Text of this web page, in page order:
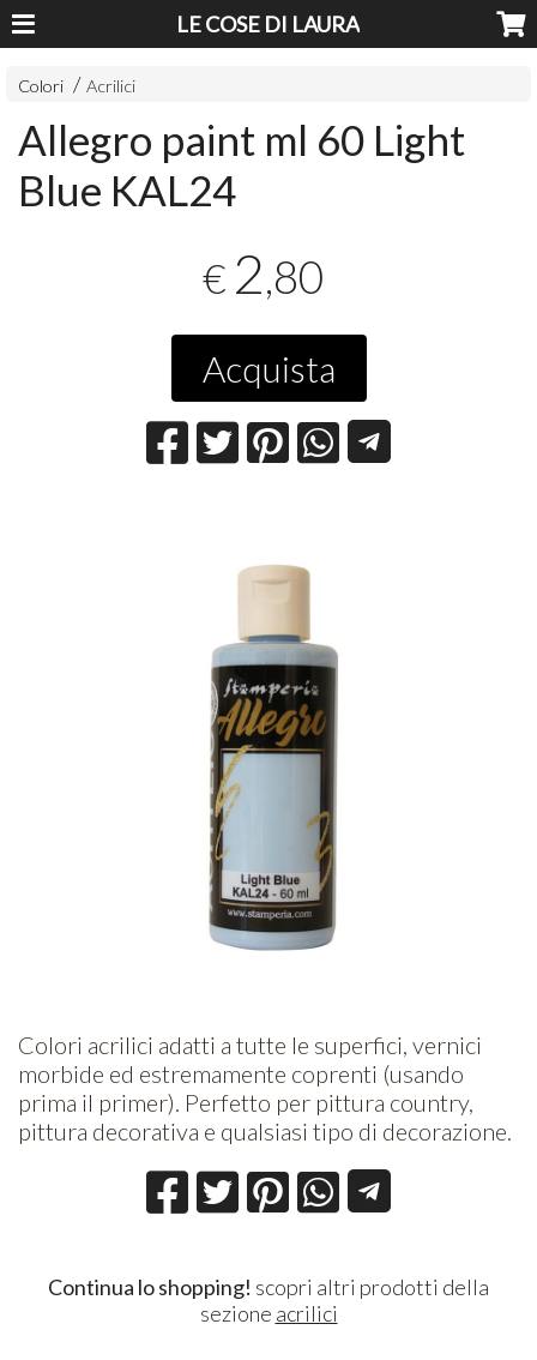
LE COSE DI LAURA
Colori Acrilici
Allegro paint ml 60 Light
Blue KAL24
€ 2,80
Acquista
Colori acrilici adatti a tutte le superfici, vernici
morbide ed estremamente coprenti (usando
prima il primer). Perfetto per pittura country,
pittura decorativa e qualsiasi tipo di decorazione.
Continua lo shopping! scopri altri prodotti della
sezione acrilici